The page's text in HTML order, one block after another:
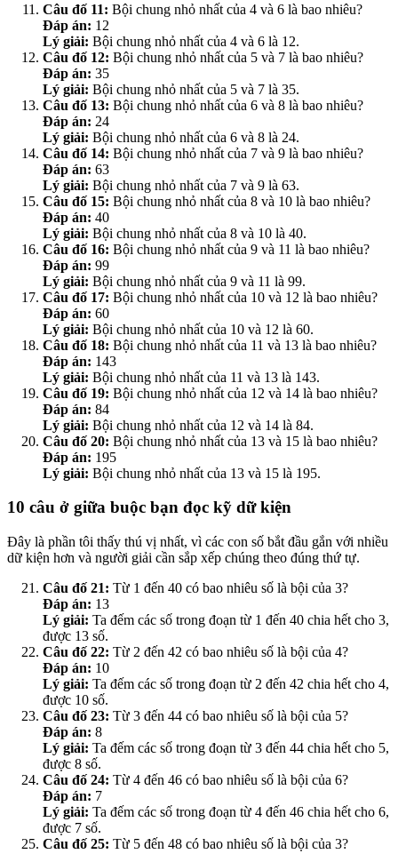
Câu đố 11: Bội chung nhỏ nhất của 4 và 6 là bao nhiêu?
Đáp án: 12
Lý giải: Bội chung nhỏ nhất của 4 và 6 là 12.
Câu đố 12: Bội chung nhỏ nhất của 5 và 7 là bao nhiêu?
Đáp án: 35
Lý giải: Bội chung nhỏ nhất của 5 và 7 là 35.
Câu đố 13: Bội chung nhỏ nhất của 6 và 8 là bao nhiêu?
Đáp án: 24
Lý giải: Bội chung nhỏ nhất của 6 và 8 là 24.
Câu đố 14: Bội chung nhỏ nhất của 7 và 9 là bao nhiêu?
Đáp án: 63
Lý giải: Bội chung nhỏ nhất của 7 và 9 là 63.
Câu đố 15: Bội chung nhỏ nhất của 8 và 10 là bao nhiêu?
Đáp án: 40
Lý giải: Bội chung nhỏ nhất của 8 và 10 là 40.
Câu đố 16: Bội chung nhỏ nhất của 9 và 11 là bao nhiêu?
Đáp án: 99
Lý giải: Bội chung nhỏ nhất của 9 và 11 là 99.
Câu đố 17: Bội chung nhỏ nhất của 10 và 12 là bao nhiêu?
Đáp án: 60
Lý giải: Bội chung nhỏ nhất của 10 và 12 là 60.
Câu đố 18: Bội chung nhỏ nhất của 11 và 13 là bao nhiêu?
Đáp án: 143
Lý giải: Bội chung nhỏ nhất của 11 và 13 là 143.
Câu đố 19: Bội chung nhỏ nhất của 12 và 14 là bao nhiêu?
Đáp án: 84
Lý giải: Bội chung nhỏ nhất của 12 và 14 là 84.
Câu đố 20: Bội chung nhỏ nhất của 13 và 15 là bao nhiêu?
Đáp án: 195
Lý giải: Bội chung nhỏ nhất của 13 và 15 là 195.
10 câu ở giữa buộc bạn đọc kỹ dữ kiện
Đây là phần tôi thấy thú vị nhất, vì các con số bắt đầu gắn với nhiều
dữ kiện hơn và người giải cần sắp xếp chúng theo đúng thứ tự.
Câu đố 21: Từ 1 đến 40 có bao nhiêu số là bội của 3?
Đáp án: 13
Lý giải: Ta đếm các số trong đoạn từ 1 đến 40 chia hết cho 3,
được 13 số.
Câu đố 22: Từ 2 đến 42 có bao nhiêu số là bội của 4?
Đáp án: 10
Lý giải: Ta đếm các số trong đoạn từ 2 đến 42 chia hết cho 4,
được 10 số.
Câu đố 23: Từ 3 đến 44 có bao nhiêu số là bội của 5?
Đáp án: 8
Lý giải: Ta đếm các số trong đoạn từ 3 đến 44 chia hết cho 5,
được 8 số.
Câu đố 24: Từ 4 đến 46 có bao nhiêu số là bội của 6?
Đáp án: 7
Lý giải: Ta đếm các số trong đoạn từ 4 đến 46 chia hết cho 6,
được 7 số.
Câu đố 25: Từ 5 đến 48 có bao nhiêu số là bội của 3?